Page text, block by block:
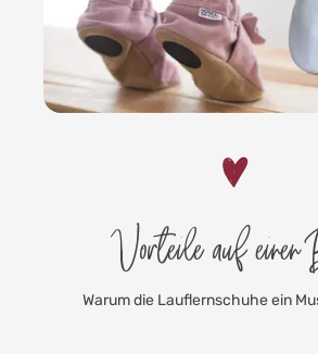
Vorteile auf
Warum die Lauflernschuhe ein